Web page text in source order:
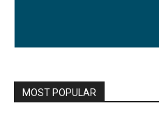
MOST POPULAR